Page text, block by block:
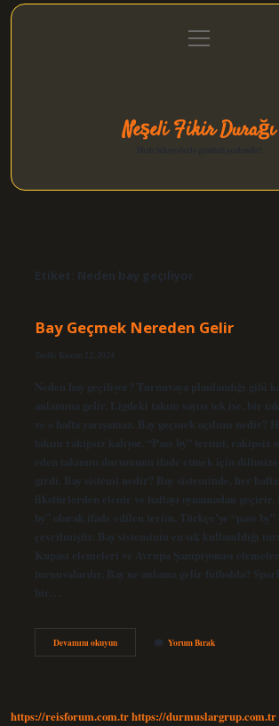
Gizlilik Politikası
menüyü
aç
Neşeli Fikir Durağı
Etiket: Neden bay geçiliyor
Bay Geçmek Nereden Gelir
Tarih: Kasım 22, 2024
Neden bay geçiliyor? Turnuvaya planlandığı gibi
anlamına gelir. Ligdeki takım sayısı tek ise, bir
ve o hafta yarışamaz. Bay geçmek açılımı nedir?
takım rakipsiz kalıyor. “Pass by” terimi, rakipsiz
eden takımın durumunu ifade etmek için dilimize
girdi. Bay sistemi nedir? Bay sisteminde, her
fikstürlerden elenir ve haftayı oynamadan geçirir.
by” olarak ifade edilen terim, Türkçe’ye “pass
çevrilmiştir. Bay sisteminin en sık kullanıldığı
Kupası elemeleri ve Avrupa Şampiyonası
turnuvalardır. Bay ne anlama gelir futbolda?
bir…
Devamını okuyunBay
Geçmek
Yorum Bırak
https://reisforum.com.trhttps://durmuslargrup.com.tr